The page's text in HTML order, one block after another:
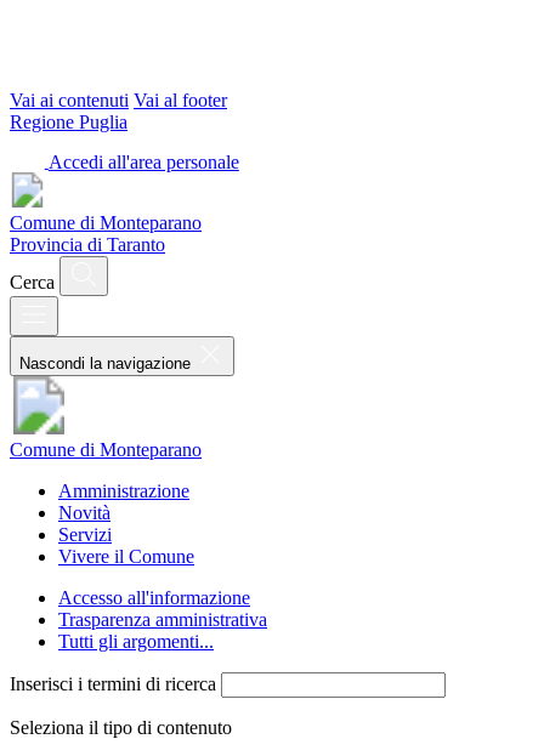
Vai ai contenuti Vai al footer
Regione Puglia
Accedi all'area personale
Comune di Monteparano
Provincia di Taranto
Cerca
Nascondi la navigazione
Comune di Monteparano
Amministrazione
Novità
Servizi
Vivere il Comune
Accesso all'informazione
Trasparenza amministrativa
Tutti gli argomenti...
Inserisci i termini di ricerca
Seleziona il tipo di contenuto